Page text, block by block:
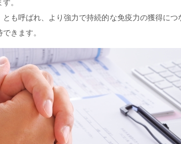
。
とも呼ばれ、より強力で持続的な免疫力の獲得に
きます。